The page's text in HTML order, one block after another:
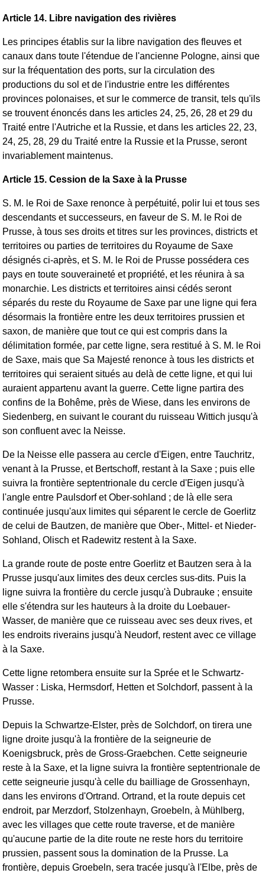
Article 14. Libre navigation des rivières
Les principes établis sur la libre navigation des fleuves et
canaux dans toute l'étendue de l'ancienne Pologne, ainsi que
sur la fréquentation des ports, sur la circulation des
productions du sol et de l'industrie entre les différentes
provinces polonaises, et sur le commerce de transit, tels qu'ils
se trouvent énoncés dans les articles 24, 25, 26, 28 et 29 du
Traité entre l'Autriche et la Russie, et dans les articles 22, 23,
24, 25, 28, 29 du Traité entre la Russie et la Prusse, seront
invariablement maintenus.
Article 15. Cession de la Saxe à la Prusse
S. M. le Roi de Saxe renonce à perpétuité, polir lui et tous ses
descendants et successeurs, en faveur de S. M. le Roi de
Prusse, à tous ses droits et titres sur les provinces, districts et
territoires ou parties de territoires du Royaume de Saxe
désignés ci-après, et S. M. le Roi de Prusse possédera ces
pays en toute souveraineté et propriété, et les réunira à sa
monarchie. Les districts et territoires ainsi cédés seront
séparés du reste du Royaume de Saxe par une ligne qui fera
désormais la frontière entre les deux territoires prussien et
saxon, de manière que tout ce qui est compris dans la
délimitation formée, par cette ligne, sera restitué à S. M. le Roi
de Saxe, mais que Sa Majesté renonce à tous les districts et
territoires qui seraient situés au delà de cette ligne, et qui lui
auraient appartenu avant la guerre. Cette ligne partira des
confins de la Bohême, près de Wiese, dans les environs de
Siedenberg, en suivant le courant du ruisseau Wittich jusqu'à
son confluent avec la Neisse.
De la Neisse elle passera au cercle d'Eigen, entre Tauchritz,
venant à la Prusse, et Bertschoff, restant à la Saxe ; puis elle
suivra la frontière septentrionale du cercle d'Eigen jusqu'à
l'angle entre Paulsdorf et Ober-sohland ; de là elle sera
continuée jusqu'aux limites qui séparent le cercle de Goerlitz
de celui de Bautzen, de manière que Ober-, Mittel- et Nieder-
Sohland, Olisch et Radewitz restent à la Saxe.
La grande route de poste entre Goerlitz et Bautzen sera à la
Prusse jusqu'aux limites des deux cercles sus-dits. Puis la
ligne suivra la frontière du cercle jusqu'à Dubrauke ; ensuite
elle s'étendra sur les hauteurs à la droite du Loebauer-
Wasser, de manière que ce ruisseau avec ses deux rives, et
les endroits riverains jusqu'à Neudorf, restent avec ce village
à la Saxe.
Cette ligne retombera ensuite sur la Sprée et le Schwartz-
Wasser : Liska, Hermsdorf, Hetten et Solchdorf, passent à la
Prusse.
Depuis la Schwartze-Elster, près de Solchdorf, on tirera une
ligne droite jusqu'à la frontière de la seigneurie de
Koenigsbruck, près de Gross-Graebchen. Cette seigneurie
reste à la Saxe, et la ligne suivra la frontière septentrionale de
cette seigneurie jusqu'à celle du bailliage de Grossenhayn,
dans les environs d'Ortrand. Ortrand, et la route depuis cet
endroit, par Merzdorf, Stolzenhayn, Groebeln, à Mühlberg,
avec les villages que cette route traverse, et de manière
qu'aucune partie de la dite route ne reste hors du territoire
prussien, passent sous la domination de la Prusse. La
frontière, depuis Groebeln, sera tracée jusqu'à l'Elbe, près de